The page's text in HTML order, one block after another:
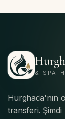
& SPA
Hurghada'nın
transferi.